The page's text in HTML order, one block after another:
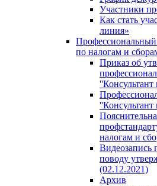
Участники
Как стать
линия»
Профессиональный
по налогам и
Приказ об
налогам и
Видеозапись
поводу
(02.12.2021)
Архив